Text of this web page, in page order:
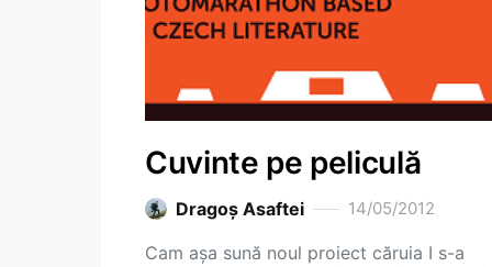
Cuvinte pe peliculă
Dragoş Asaftei 14/05/2012
Cam așa sună noul proiect căruia I s-a